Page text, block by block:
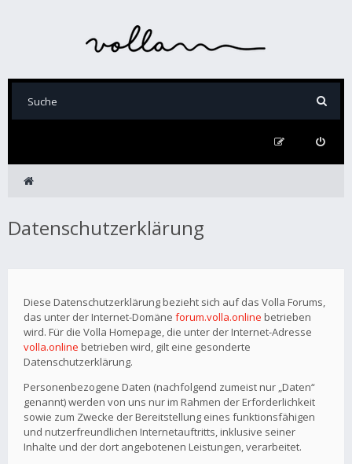
Datenschutzerklärung
Diese Datenschutzerklärung bezieht sich auf das Volla Forums,
das unter der Internet-Domäne forum.volla.online betrieben
wird. Für die Volla Homepage, die unter der Internet-Adresse
volla.online betrieben wird, gilt eine gesonderte
Datenschutzerklärung.
Personenbezogene Daten (nachfolgend zumeist nur „Daten“
genannt) werden von uns nur im Rahmen der Erforderlichkeit
sowie zum Zwecke der Bereitstellung eines funktionsfähigen
und nutzerfreundlichen Internetauftritts, inklusive seiner
Inhalte und der dort angebotenen Leistungen, verarbeitet.